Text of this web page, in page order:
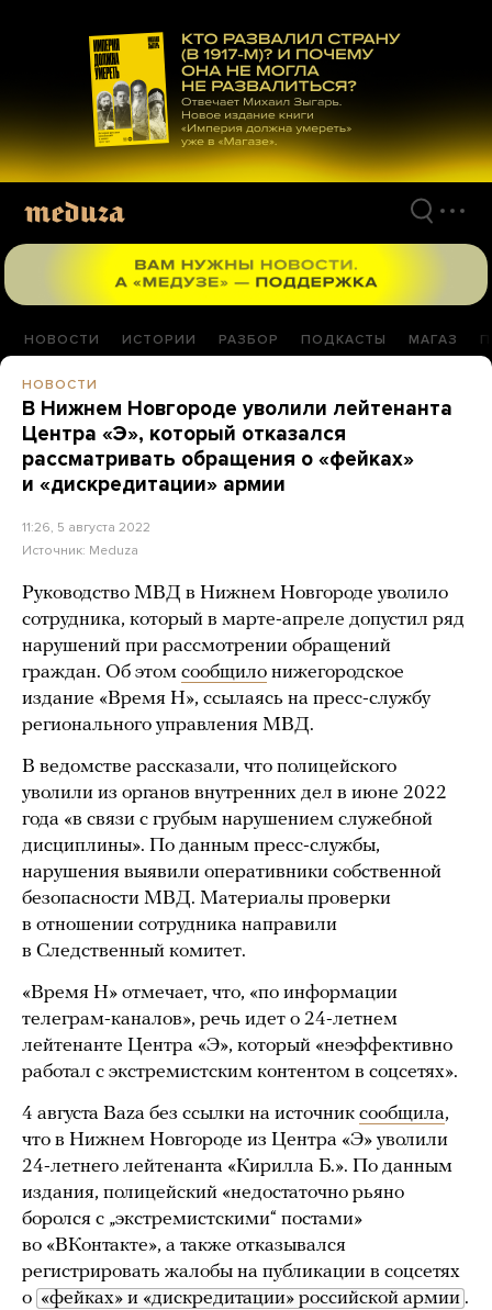
материалам
НОВОСТИ ИСТОРИИ РАЗБОР ПОДКАСТЫ МАГАЗ
НОВОСТИ
В Нижнем Новгороде уволили лейтенанта
Центра «Э», который отказался
рассматривать обращения о «фейках»
и «дискредитации» армии
11:26, 5 августа 2022
Источник: Meduza
Руководство МВД в Нижнем Новгороде уволило
сотрудника, который в марте-апреле допустил ряд
нарушений при рассмотрении обращений
граждан. Об этом сообщило нижегородское
издание «Время Н», ссылаясь на пресс-службу
регионального управления МВД.
В ведомстве рассказали, что полицейского
уволили из органов внутренних дел в июне 2022
года «в связи с грубым нарушением служебной
дисциплины». По данным пресс-службы,
нарушения выявили оперативники собственной
безопасности МВД. Материалы проверки
в отношении сотрудника направили
в Следственный комитет.
«Время Н» отмечает, что, «по информации
телеграм-каналов», речь идет о 24-летнем
лейтенанте Центра «Э», который «неэффективно
работал с экстремистским контентом в соцсетях».
4 августа Baza без ссылки на источник сообщила,
что в Нижнем Новгороде из Центра «Э» уволили
24-летнего лейтенанта «Кирилла Б.». По данным
издания, полицейский «недостаточно рьяно
боролся с „экстремистскими“ постами»
во «ВКонтакте», а также отказывался
регистрировать жалобы на публикации в соцсетях
о «фейках» и «дискредитации» российской армии .